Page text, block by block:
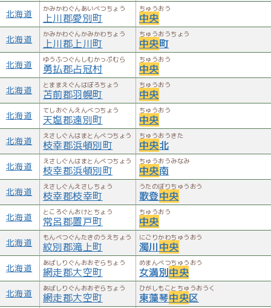
北海道 かみかわぐんあいべつちょう
上川郡愛別町
ちゅうおう
中央
北海道 かみかわぐんかみかわちょう
上川郡上川町
ちゅうおうちょう
中央町
北海道 ゆうふつぐんしむかっぷむら
勇払郡占冠村
ちゅうおう
中央
北海道 とままえぐんはぼろちょう
苫前郡羽幌町
ちゅうおう
中央
北海道 てしおぐんえんべつちょう
天塩郡遠別町
ちゅうおう
中央
北海道 えさしぐんはまとんべつちょう
枝幸郡浜頓別町
ちゅうおうきた
中央北
北海道 えさしぐんはまとんべつちょう
枝幸郡浜頓別町
ちゅうおうみなみ
中央南
北海道 えさしぐんえさしちょう
枝幸郡枝幸町
うたのぼりちゅうおう
歌登中央
北海道 ところぐんおけとちょう
常呂郡置戸町
ちゅうおう
中央
北海道 もんべつぐんたきのうえちょう
紋別郡滝上町
にごりかわちゅうおう
濁川中央
北海道 あばしりぐんおおぞらちょう
網走郡大空町
めまんべつちゅうおう
女満別中央
北海道 あばしりぐんおおぞらちょう
網走郡大空町
ひがしもことちゅうおうく
東藻琴中央区